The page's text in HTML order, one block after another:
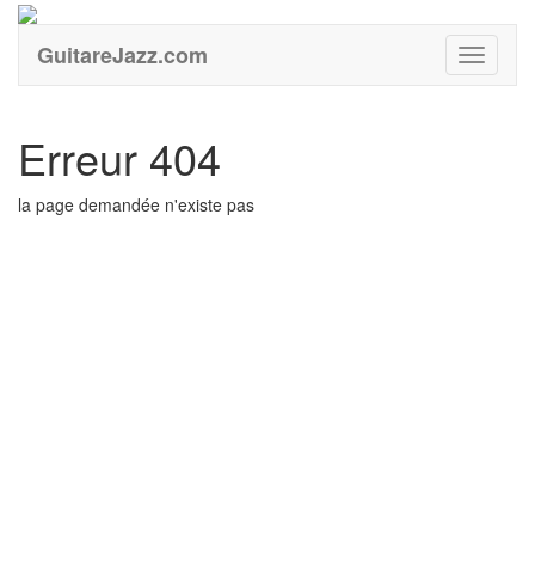
GuitareJazz.com
Erreur 404
la page demandée n'existe pas